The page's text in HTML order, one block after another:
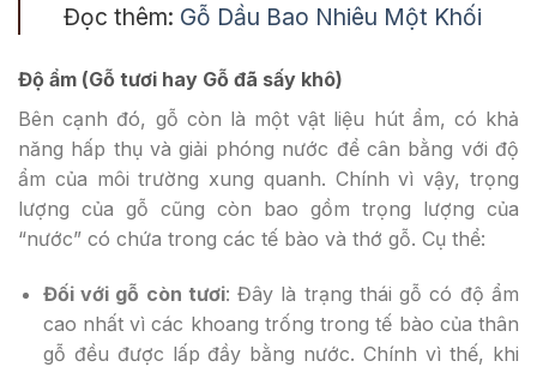
Đọc thêm: Gỗ Dầu Bao Nhiêu Một Khối
Độ ẩm (Gỗ tươi hay Gỗ đã sấy khô)
Bên cạnh đó, gỗ còn là một vật liệu hút ẩm, có khả
năng hấp thụ và giải phóng nước để cân bằng với độ
ẩm của môi trường xung quanh. Chính vì vậy, trọng
lượng của gỗ cũng còn bao gồm trọng lượng của
“nước” có chứa trong các tế bào và thớ gỗ. Cụ thể:
Đối với gỗ còn tươi: Đây là trạng thái gỗ có độ ẩm
cao nhất vì các khoang trống trong tế bào của thân
gỗ đều được lấp đầy bằng nước. Chính vì thế, khi